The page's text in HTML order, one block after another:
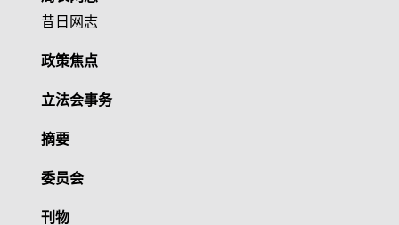
昔日网志
政策焦点
立法会事务
摘要
委员会
刊物